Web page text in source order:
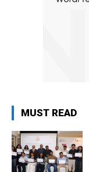
MUST READ